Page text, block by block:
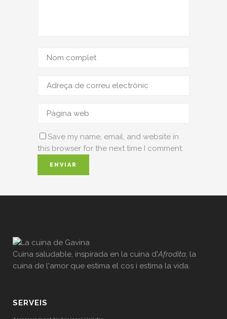
Save my name, email, and website in
this browser for the next time I comment.
Cuina saludable, inspirada en la cuina d'Afrodita, la
cuina de l'amor que estima el cos i estima la vida.
SERVEIS